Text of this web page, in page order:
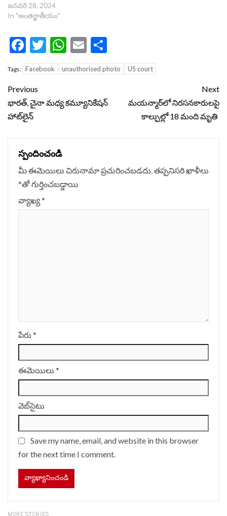
జనవరి 28, 2024
In "అంతర్జాతీయం"
Facebook
Twitter
WhatsApp
Email
Tags: Facebook unauthorised photo US court
Continue
Reading
Previous
భారత్‌, చైనా మధ్య కమ్యూనికేషన్‌
హాట్‌లైన్
Next
మయన్మార్‌లో నిరసనకారులపై
కాల్పుల్లో 18 మంది మృతి
స్పందించండి
మీ ఈమెయిలు చిరునామా ప్రచురించబడదు. తప్పనిసరి ఖాళీలు
*‌తో గుర్తించబడ్డాయి
వ్యాఖ్య*
పేరు *
ఈమెయిలు *
వెబ్‌సైటు
Save my name, email, and website in this browser
for the next time I comment.
MORE STORIES